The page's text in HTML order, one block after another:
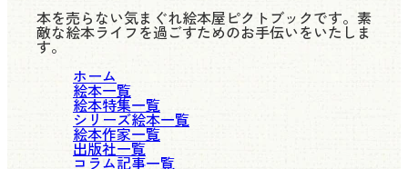
本を売らない気まぐれ絵本屋ピクトブックです。素
敵な絵本ライフを過ごすためのお手伝いをいたしま
す。
ホーム
絵本一覧
絵本特集一覧
シリーズ絵本一覧
絵本作家一覧
出版社一覧
コラム記事一覧